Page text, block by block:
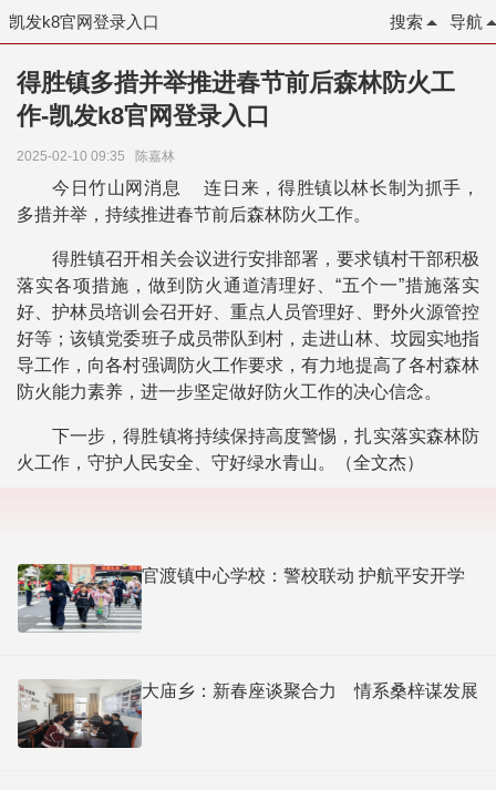
凯发k8官网登录入口 导航
搜索
得胜镇多措并举推进春节前后森林防火工
作-凯发k8官网登录入口
2025-02-10 09:35 陈嘉林
今日竹山网消息 连日来，得胜镇以林长制为抓手，
多措并举，持续推进春节前后森林防火工作。
得胜镇召开相关会议进行安排部署，要求镇村干部积极
落实各项措施，做到防火通道清理好、“五个一”措施落实
好、护林员培训会召开好、重点人员管理好、野外火源管控
好等；该镇党委班子成员带队到村，走进山林、坟园实地指
导工作，向各村强调防火工作要求，有力地提高了各村森林
防火能力素养，进一步坚定做好防火工作的决心信念。
下一步，得胜镇将持续保持高度警惕，扎实落实森林防
火工作，守护人民安全、守好绿水青山。（全文杰）
官渡镇中心学校：警校联动 护航平安开学
大庙乡：新春座谈聚合力 情系桑梓谋发展